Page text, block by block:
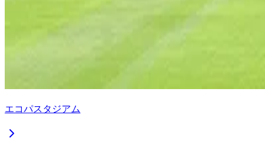
エコパスタジアム